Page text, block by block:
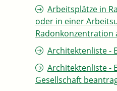
Arbeitsplätze in
oder in einer
Radonkonzentration
Architektenliste -
Architektenliste -
Gesellschaft